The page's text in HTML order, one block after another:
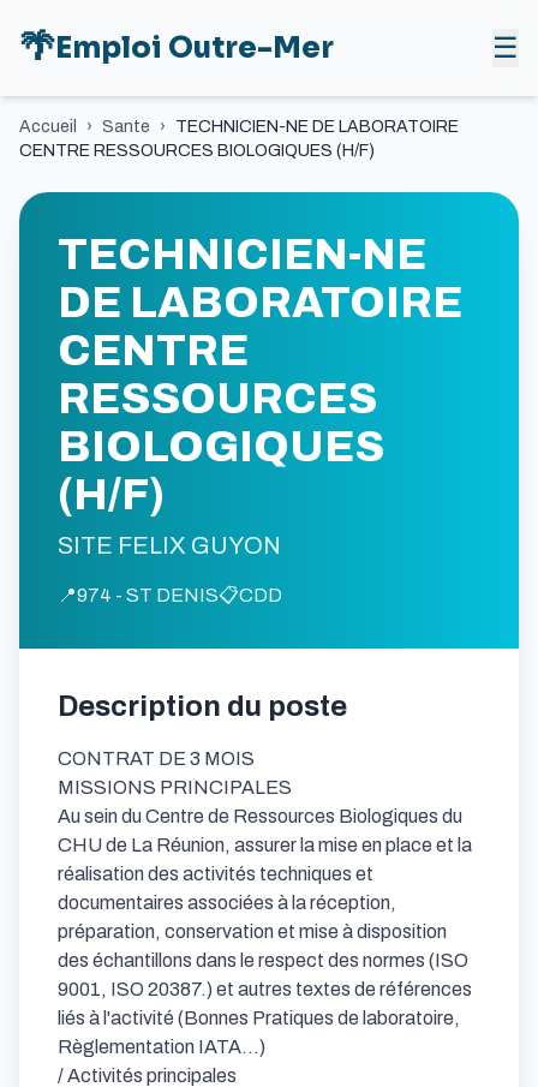
🌴Emploi Outre-Mer ☰
Accueil › Sante ›
TECHNICIEN-NE DE LABORATOIRE
CENTRE RESSOURCES BIOLOGIQUES (H/F)
TECHNICIEN-NE
DE LABORATOIRE
CENTRE
RESSOURCES
BIOLOGIQUES
(H/F)
SITE FELIX GUYON
📍974 - ST DENIS📋CDD
Description du poste
CONTRAT DE 3 MOIS
MISSIONS PRINCIPALES
Au sein du Centre de Ressources Biologiques du
CHU de La Réunion, assurer la mise en place et la
réalisation des activités techniques et
documentaires associées à la réception,
préparation, conservation et mise à disposition
des échantillons dans le respect des normes (ISO
9001, ISO 20387.) et autres textes de références
liés à l'activité (Bonnes Pratiques de laboratoire,
Règlementation IATA...)
/ Activités principales